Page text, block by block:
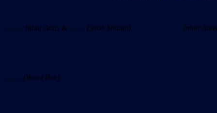
… …, Inbar Atias & … … (Snob Milano) Inbar
… … (Wood Box)